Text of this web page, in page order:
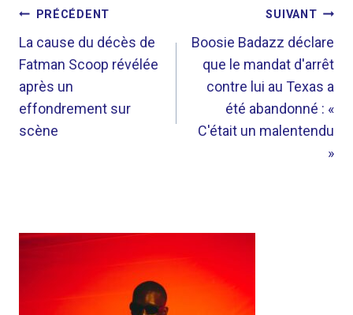
NAVIGATION
DE
L’ARTICLE
PRÉCÉDENT
La cause du décès de
Fatman Scoop révélée
après un
effondrement sur
scène
SUIVANT
Boosie Badazz déclare
que le mandat d'arrêt
contre lui au Texas a
été abandonné : «
C'était un malentendu
»